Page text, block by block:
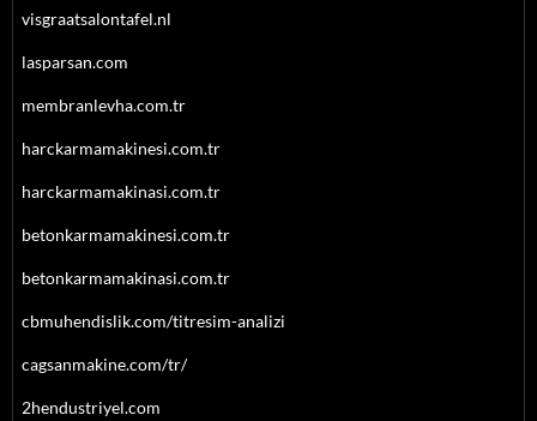
visgraatsalontafel.nl
lasparsan.com
membranlevha.com.tr
harckarmamakinesi.com.tr
harckarmamakinasi.com.tr
betonkarmamakinesi.com.tr
betonkarmamakinasi.com.tr
cbmuhendislik.com/titresim-analizi
cagsanmakine.com/tr/
2hendustriyel.com